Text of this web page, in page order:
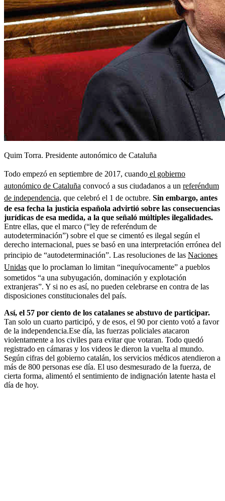
Quim Torra. Presidente autonómico de Cataluña
Todo empezó en septiembre de 2017, cuando el gobierno
autonómico de Cataluña convocó a sus ciudadanos a un referéndum
de independencia, que celebró el 1 de octubre. Sin embargo, antes
de esa fecha la justicia española advirtió sobre las consecuencias
jurídicas de esa medida, a la que señaló múltiples ilegalidades.
Entre ellas, que el marco (“ley de referéndum de
autodeterminación”) sobre el que se cimentó es ilegal según el
derecho internacional, pues se basó en una interpretación errónea del
principio de “autodeterminación”. Las resoluciones de las Naciones
Unidas que lo proclaman lo limitan “inequívocamente” a pueblos
sometidos “a una subyugación, dominación y explotación
extranjeras”. Y si no es así, no pueden celebrarse en contra de las
disposiciones constitucionales del país.
Así, el 57 por ciento de los catalanes se abstuvo de participar.
Tan solo un cuarto participó, y de esos, el 90 por ciento votó a favor
de la independencia.Ese día, las fuerzas policiales atacaron
violentamente a los civiles para evitar que votaran. Todo quedó
registrado en cámaras y los videos le dieron la vuelta al mundo.
Según cifras del gobierno catalán, los servicios médicos atendieron a
más de 800 personas ese día. El uso desmesurado de la fuerza, de
cierta forma, alimentó el sentimiento de indignación latente hasta el
día de hoy.